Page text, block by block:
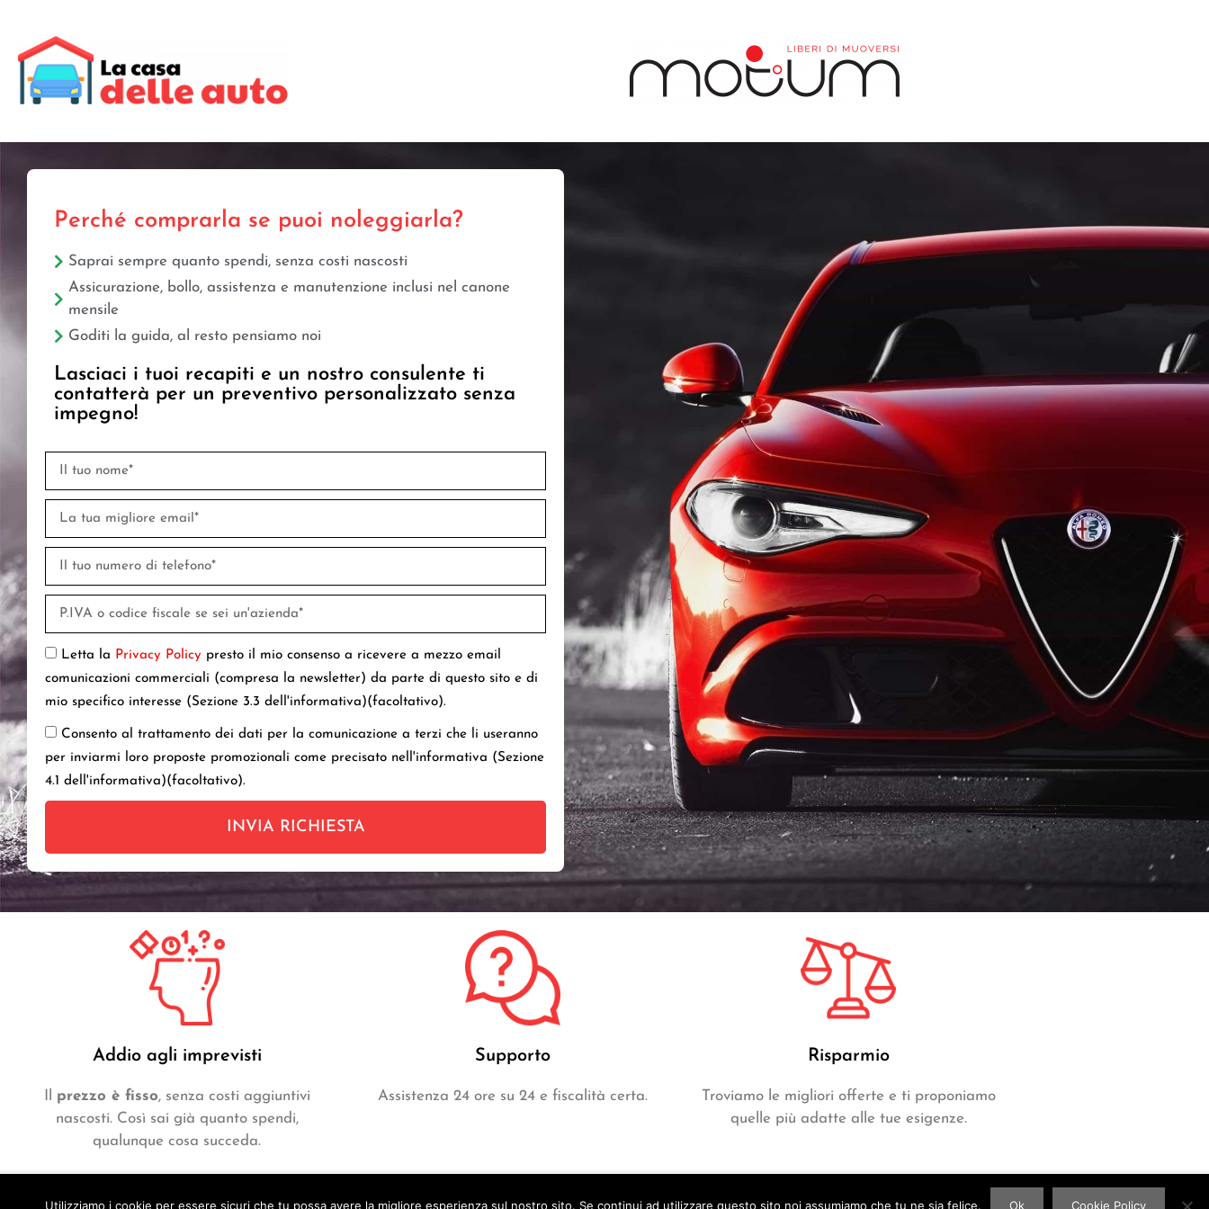
Perché comprarla se puoi noleggiarla?
Saprai sempre quanto spendi, senza costi nascosti
Assicurazione, bollo, assistenza e manutenzione inclusi nel canone
mensile
Goditi la guida, al resto pensiamo noi
Lasciaci i tuoi recapiti e un nostro consulente ti
contatterà per un preventivo personalizzato senza
impegno!
Letta la Privacy Policy presto il mio consenso a ricevere a mezzo email
comunicazioni commerciali (compresa la newsletter) da parte di questo sito e di
mio specifico interesse (Sezione 3.3 dell'informativa)(facoltativo).
Consento al trattamento dei dati per la comunicazione a terzi che li useranno
per inviarmi loro proposte promozionali come precisato nell'informativa (Sezione
4.1 dell'informativa)(facoltativo).
INVIA RICHIESTA
Addio agli imprevisti
prezzo è fisso, senza costi aggiuntivi
nascosti. Così sai già quanto spendi,
qualunque cosa succeda.
Supporto
Assistenza 24 ore su 24 e fiscalità certa.
Risparmio
Troviamo le migliori offerte e ti proponiamo
quelle più adatte alle tue esigenze.
© La casa delle auto. All rights reserved.
Utilizziamo i cookie per essere sicuri che tu possa avere la migliore esperienza sul nostro sito. Se continui ad utilizzare questo sito noi assumiamo che tu ne sia felice. Ok Cookie Policy